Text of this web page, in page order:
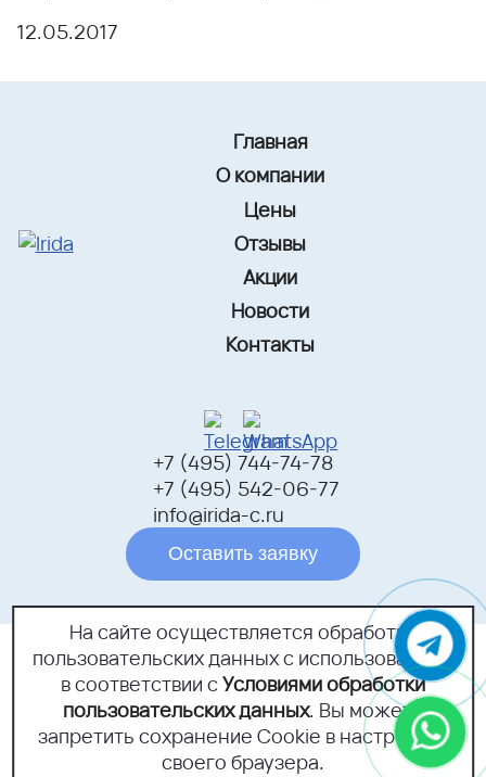
12.05.2017
Главная
О компании
Цены
Отзывы
Акции
Новости
Контакты
+7 (495) 744-74-78
+7 (495) 542-06-77
info@irida-c.ru
Оставить заявку
На сайте осуществляется обработка
пользовательских данных с использованием
в соответствии сУсловиями обработки
пользовательских данных. Вы можете
запретить сохранение Cookie в настройках
своего браузера.
г.Москва, Открытое шоссе,
дом 18Б, помещение 1
Политика конфиденциальности
Согласие на обработку персональных данных